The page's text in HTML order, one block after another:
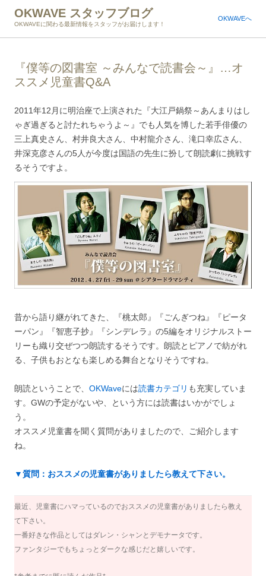
OKWAVE スタッフブログ
OKWAVEに関わる最新情報をスタッフがお届けします！
OKWAVEへ
『僕等の図書室 ～みんなで読書会～』…オ
ススメ児童書Q&A
2011年12月に明治座で上演された『大江戸鍋祭～あんまりはし
ゃぎ過ぎると討たれちゃうよ～』でも人気を博した若手俳優の
三上真史さん、村井良大さん、中村龍介さん、滝口幸広さん、
井深克彦さんの5人が今度は国語の先生に扮して朗読劇に挑戦す
るそうですよ。
昔から語り継がれてきた、『桃太郎』『ごんぎつね』『ピータ
ーパン』『智恵子抄』『シンデレラ』の5編をオリジナルストー
リーも織り交ぜつつ朗読するそうです。朗読とピアノで紡がれ
る、子供もおとなも楽しめる舞台となりそうですね。
朗読ということで、 OKWaveには読書カテゴリ も充実していま
す。GWの予定がないや、という方には読書はいかがでしょ
う。
オススメ児童書を聞く質問がありましたので、ご紹介します
ね。
▼質問：おススメの児童書がありましたら教えて下さい。
最近、児童書にハマっているのでおススメの児童書がありましたら教え
て下さい。
一番好きな作品としてはダレン・シャンとデモナータです。
ファンタジーでもちょっとダークな感じだと嬉しいです。